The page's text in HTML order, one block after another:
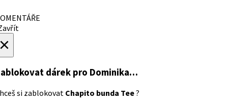
dárek pro Dominika…
si zablokovat Chapito bunda Tee?